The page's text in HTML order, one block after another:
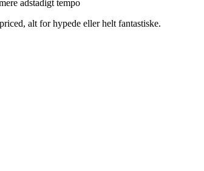
adstadigt tempo
alt for hypede eller helt fantastiske.